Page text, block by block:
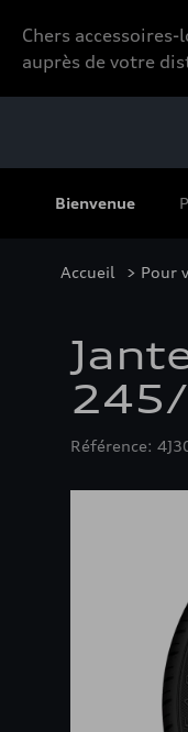
Chers
auprès de votre
Bienvenue
Accueil > Pour
Référence: